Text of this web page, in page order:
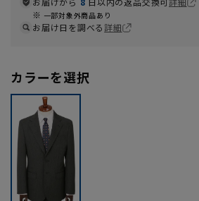
一部対象外商品あり
お届け日を調べる詳細
カラーを選択